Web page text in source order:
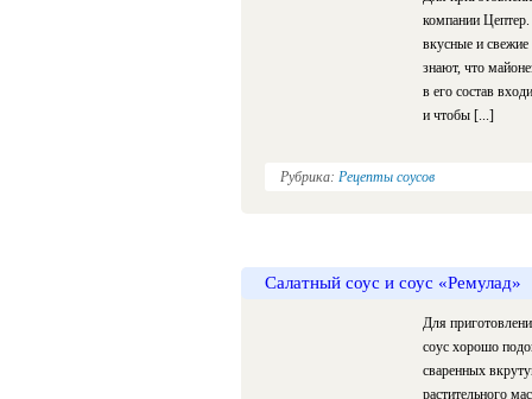
компании
вкусные и
знают, что
в его состав
и чтобы [...]
Рубрика: Рецепты соусов
Салатный соус и соус «Ремулад»
Для
соус хорошо
сваренных
растительного